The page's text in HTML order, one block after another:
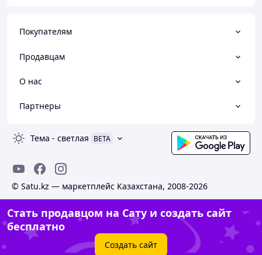
Покупателям
Продавцам
О нас
Партнеры
Тема - светлая BETA
© Satu.kz — маркетплейс Казахстана, 2008-2026
Стать продавцом на Сату и создать сайт
бесплатно
Создать сайт